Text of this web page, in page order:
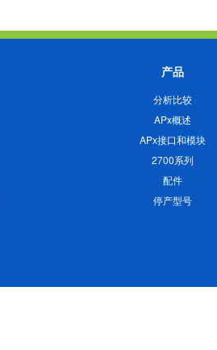
产品
分析比较
APx概述
APx接口和模块
2700系列
配件
停产型号